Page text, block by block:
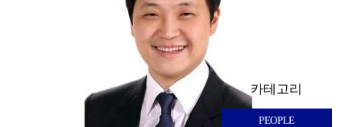
카테고리
PEOPLE